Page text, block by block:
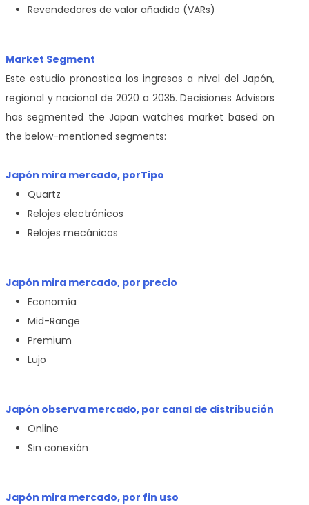
Revendedores de valor añadido (VARs)
Market Segment
Este estudio pronostica los ingresos a nivel del Japón,
regional y nacional de 2020 a 2035. Decisiones Advisors
has segmented the Japan watches market based on
the below-mentioned segments:
Japón mira mercado, porTipo
Quartz
Relojes electrónicos
Relojes mecánicos
Japón mira mercado, por precio
Economía
Mid-Range
Premium
Lujo
Japón observa mercado, por canal de distribución
Online
Sin conexión
Japón mira mercado, por fin uso